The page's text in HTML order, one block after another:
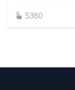
5360